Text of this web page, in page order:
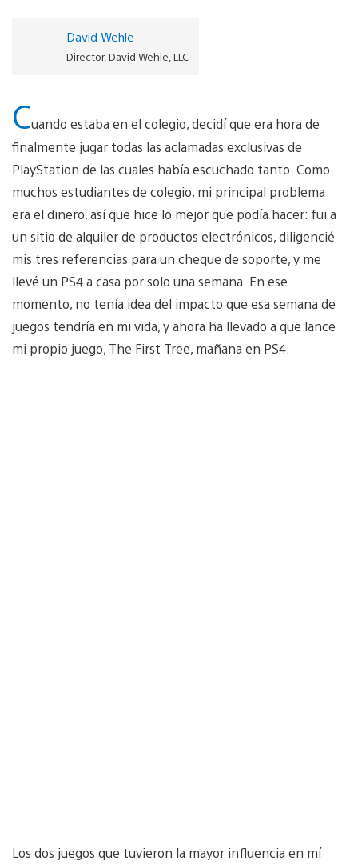
David Wehle
Director, David Wehle, LLC
Cuando estaba en el colegio, decidí que era hora de
finalmente jugar todas las aclamadas exclusivas de
PlayStation de las cuales había escuchado tanto. Como
muchos estudiantes de colegio, mi principal problema
era el dinero, así que hice lo mejor que podía hacer: fui a
un sitio de alquiler de productos electrónicos, diligencié
mis tres referencias para un cheque de soporte, y me
llevé un PS4 a casa por solo una semana. En ese
momento, no tenía idea del impacto que esa semana de
juegos tendría en mi vida, y ahora ha llevado a que lance
mi propio juego, The First Tree, mañana en PS4.
Los dos juegos que tuvieron la mayor influencia en mí